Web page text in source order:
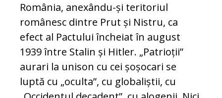
România, anexându-și teritoriul
românesc dintre Prut și Nistru, ca
efect al Pactului încheiat în august
1939 între Stalin și Hitler. „Patrioții”
aurari la unison cu cei șoșocari se
luptă cu „oculta”, cu globaliștii, cu